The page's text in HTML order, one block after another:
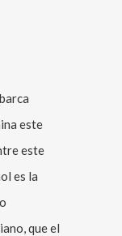
este
este
es la
que el